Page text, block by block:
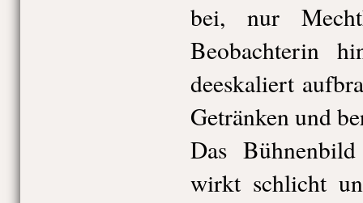
bei, nur
Beobachterin
deeskaliert
Getränken und
Das
wirkt schlicht